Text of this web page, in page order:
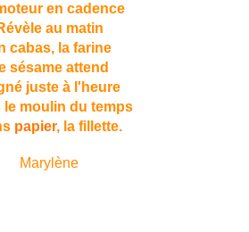
en cadence
au matin
cabas, la farine
sésame attend
juste à l'heure
le moulin du temps
papier, la fillette.
Marylène